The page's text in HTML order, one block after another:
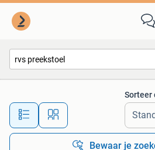
Alle afstanden…
Sorteer
Bewaar je